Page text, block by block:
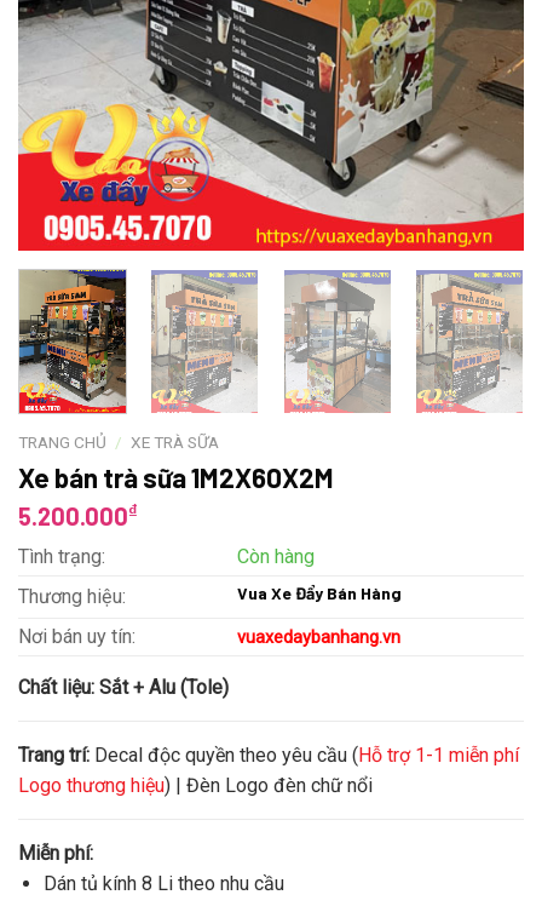
TRANG CHỦ / XE TRÀ SỮA
Xe bán trà sữa 1M2X60X2M
5.200.000₫
Tình trạng:
Còn hàng
Thương hiệu:
Vua Xe Đẩy Bán Hàng
Nơi bán uy tín: vuaxedaybanhang.vn
Chất liệu: Sắt + Alu (Tole)
Trang trí: Decal độc quyền theo yêu cầu (Hỗ trợ 1-1 miễn phí
Logo thương hiệu) | Đèn Logo đèn chữ nổi
Miễn phí:
Dán tủ kính 8 Li theo nhu cầu